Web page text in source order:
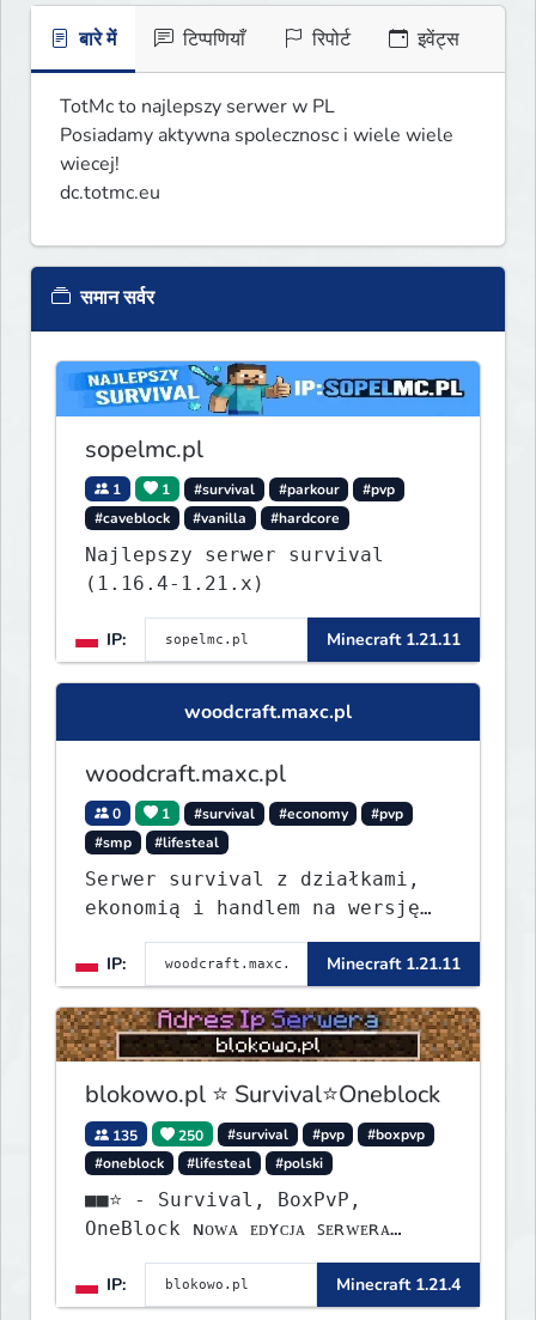
बारे में टिप्पणियाँ रिपोर्ट इवेंट्स
TotMc to najlepszy serwer w PL
Posiadamy aktywna spolecznosc i wiele wiele
wiecej!
dc.totmc.eu
समान सर्वर
sopelmc.pl
1 1 #survival #parkour
#pvp
#caveblock
#vanilla #hardcore
Najlepszy serwer survival
(1.16.4-1.21.x)
IP: Minecraft 1.21.11
woodcraft.maxc.pl
woodcraft.maxc.pl
0 1 #survival #economy
#pvp
#smp
#lifesteal
Serwer survival z działkami,
ekonomią i handlem na wersję
IP:
Minecraft 1.21.11
blokowo.pl ⭐ Survival⭐Oneblock
135 250 #survival #pvp
#boxpvp
#oneblock
#lifesteal #polski
■■⭐ - Survival, BoxPvP,
OneBlock ɴᴏᴡᴀ ᴇᴅʏᴄᴊᴀ ꜱᴇʀᴡᴇʀᴀ
ᴡʏꜱᴛᴀʀᴛᴏᴡᴀʟᴀ!
IP:
Minecraft 1.21.4